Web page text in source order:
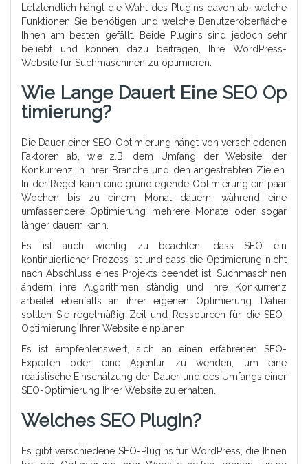
Letztendlich hängt die Wahl des Plugins davon ab, welche
Funktionen Sie benötigen und welche Benutzeroberfläche
Ihnen am besten gefällt. Beide Plugins sind jedoch sehr
beliebt und können dazu beitragen, Ihre WordPress-
Website für Suchmaschinen zu optimieren.
Wie Lange Dauert Eine SEO Op
Timierung?
Die Dauer einer SEO-Optimierung hängt von verschiedenen
Faktoren ab, wie z.B. dem Umfang der Website, der
Konkurrenz in Ihrer Branche und den angestrebten Zielen.
In der Regel kann eine grundlegende Optimierung ein paar
Wochen bis zu einem Monat dauern, während eine
umfassendere Optimierung mehrere Monate oder sogar
länger dauern kann.
Es ist auch wichtig zu beachten, dass SEO ein
kontinuierlicher Prozess ist und dass die Optimierung nicht
nach Abschluss eines Projekts beendet ist. Suchmaschinen
ändern ihre Algorithmen ständig und Ihre Konkurrenz
arbeitet ebenfalls an ihrer eigenen Optimierung. Daher
sollten Sie regelmäßig Zeit und Ressourcen für die SEO-
Optimierung Ihrer Website einplanen.
Es ist empfehlenswert, sich an einen erfahrenen SEO-
Experten oder eine Agentur zu wenden, um eine
realistische Einschätzung der Dauer und des Umfangs einer
SEO-Optimierung Ihrer Website zu erhalten.
Welches SEO Plugin?
Es gibt verschiedene SEO-Plugins für WordPress, die Ihnen